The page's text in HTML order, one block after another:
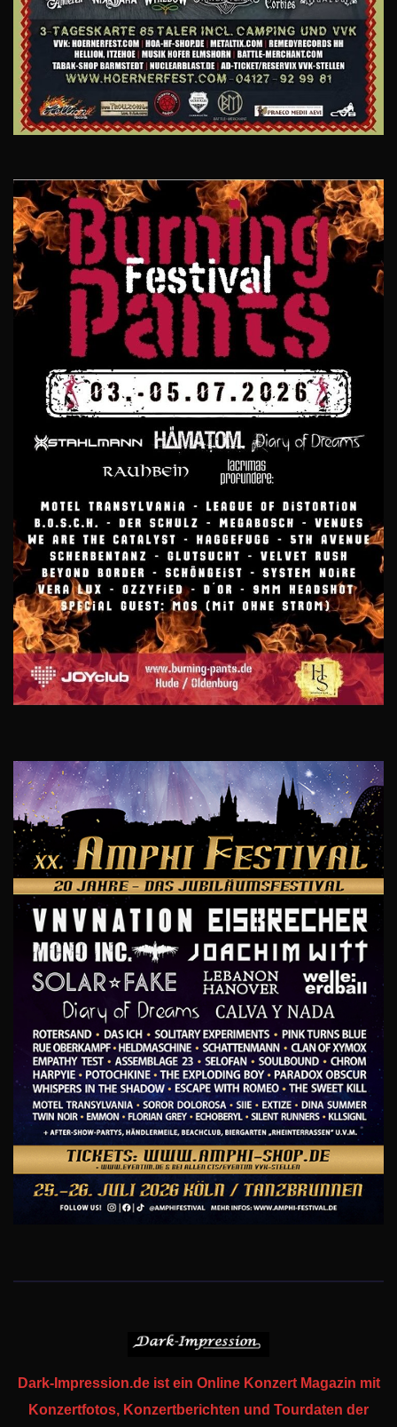
Dark-Impression.de ist ein Online Konzert Magazin mit
Konzertfotos, Konzertberichten und Tourdaten der